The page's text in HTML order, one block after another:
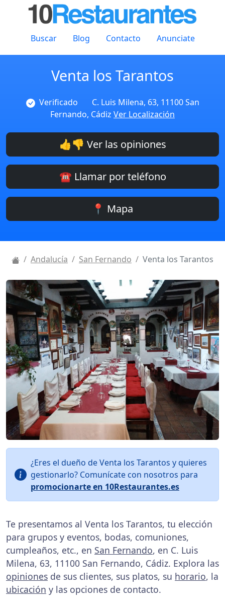
Buscar Blog Contacto Anunciate
Venta los Tarantos
Verificado
C. Luis Milena, 63, 11100 San
Fernando, Cádiz Ver Localización
👍👎 Ver las opiniones
☎️ Llamar por teléfono
📍 Mapa
Andalucía San Fernando Venta los Tarantos
¿Eres el dueño de Venta los Tarantos y quieres
gestionarlo? Comunícate con nosotros para
promocionarte en 10Restaurantes.es
Te presentamos al Venta los Tarantos, tu elección
para grupos y eventos, bodas, comuniones,
cumpleaños, etc., en San Fernando, en C. Luis
Milena, 63, 11100 San Fernando, Cádiz. Explora las
opiniones de sus clientes, sus platos, su horario, la
ubicación y las opciones de contacto.